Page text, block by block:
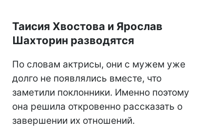
Таисия Хвостова и Ярослав
Шахторин разводятся
По словам актрисы, они с мужем уже
долго не появлялись вместе, что
заметили поклонники. Именно поэтому
она решила откровенно рассказать о
завершении их отношений.